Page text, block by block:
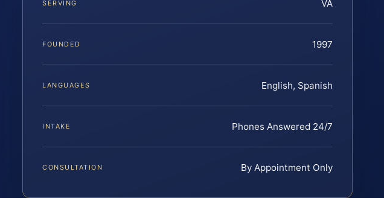
SERVING VA
FOUNDED 1997
LANGUAGES English, Spanish
INTAKE Phones Answered 24/7
CONSULTATION By Appointment Only